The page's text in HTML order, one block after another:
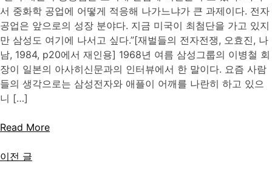
서 중화학 공업에 어떻게 적응해 나가느냐가 큰 과제이다. 전자
공업은 앞으로의 성장 분야다. 지금 미국이 최첨단을 가고 있지
만 삼성도 여기에 나서고 싶다.”[재벌들의 전자전쟁, 오효진, 나
남, 1984, p20에서 재인용] 1968년 여름 삼성그룹의 이병철 회
장이 일본의 아사히신문과의 인터뷰에서 한 말이다. 요즘 사람
들의 생각으로는 삼성전자와 애플이 어깨를 나란히 하고 있으
니 […]
Read More
글
이전 글